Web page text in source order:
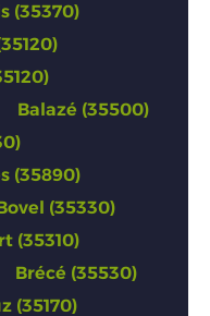
(35370)
Balazé (35500)
(35890)
(35330)
(35310)
Brécé (35530)
(35170)